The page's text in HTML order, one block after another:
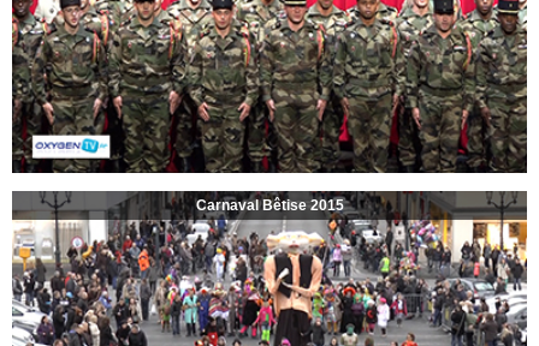
Carnaval Bêtise 2015